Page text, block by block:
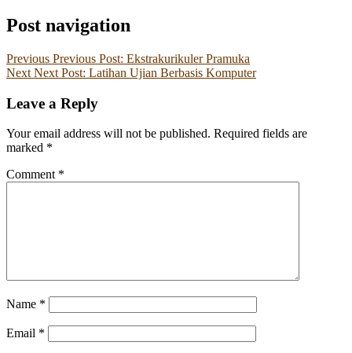
Post navigation
Previous Previous Post: Ekstrakurikuler Pramuka
Next Next Post: Latihan Ujian Berbasis Komputer
Leave a Reply
Your email address will not be published. Required fields are
marked *
Comment *
Name *
Email *